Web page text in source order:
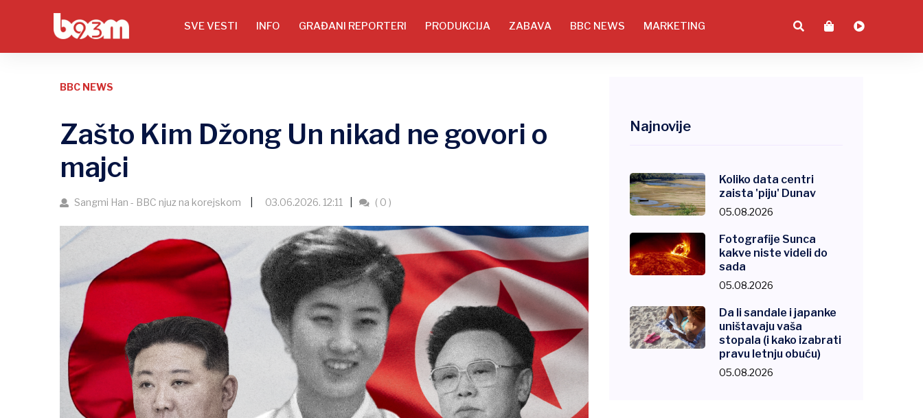
SVE VESTI INFO GRAĐANI REPORTERI PRODUKCIJA ZABAVA BBC NEWS MARKETING
BBC NEWS
Zašto Kim Džong Un nikad ne govori o
majci
Sangmi Han - BBC njuz na korejskom 03.06.2026. 12:11 ( 0 )
Najnovije
Koliko data centri
zaista 'piju' Dunav
05.08.2026
Fotografije Sunca
kakve niste videli do
sada
05.08.2026
Da li sandale i japanke
uništavaju vaša
stopala (i kako izabrati
pravu letnju obuću)
05.08.2026